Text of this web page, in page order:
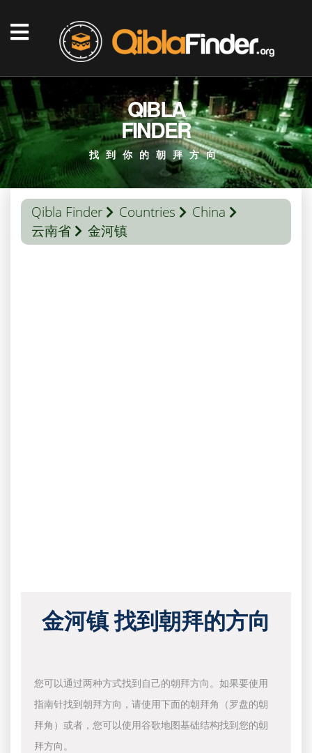
QIBLA
FINDER
找到你的朝拜方向
Qibla Finder Countries
China
云南省
金河镇
金河镇 找到朝拜的方向
您可以通过两种方式找到自己的朝拜方向。如果要使用
指南针找到朝拜方向，请使用下面的朝拜角（罗盘的朝
拜角）或者，您可以使用谷歌地图基础结构找到您的朝
拜方向。